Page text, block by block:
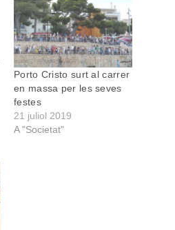
Porto Cristo surt al carrer
en massa per les seves
festes
21 juliol 2019
A "Societat"